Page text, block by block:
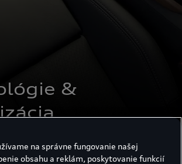
&
digitalizácia
na správne fungovanie našej
obsahu a reklám, poskytovanie funkcií